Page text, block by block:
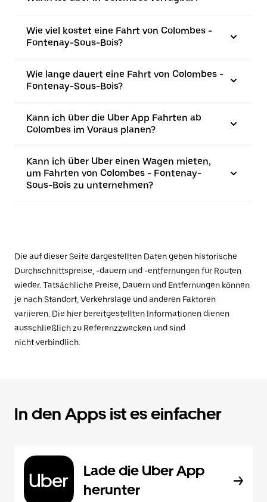
Wie viel kostet eine Fahrt von Colombes -
Fontenay-Sous-Bois?
Wie lange dauert eine Fahrt von Colombes -
Fontenay-Sous-Bois?
Kann ich über die Uber App Fahrten ab
Colombes im Voraus planen?
Kann ich über Uber einen Wagen mieten,
um Fahrten von Colombes - Fontenay-
Sous-Bois zu unternehmen?
Die auf dieser Seite dargestellten Daten geben historische
Durchschnittspreise, -dauern und -entfernungen für Routen
wieder. Tatsächliche Preise, Dauern und Entfernungen können
je nach Standort, Verkehrslage und anderen Faktoren
variieren. Die hier bereitgestellten Informationen dienen
ausschließlich zu Referenzzwecken und sind
nicht verbindlich.
In den Apps ist es einfacher
Lade die Uber App
herunter